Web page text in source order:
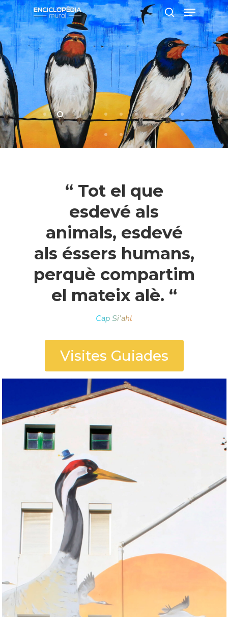
Pressiona intró per a cercar o ESC per
a tancar
“ Tot el que
esdevé als
animals, esdevé
als éssers humans,
perquè compartim
el mateix alè. “
Cap Si’ahl
Visites Guiades